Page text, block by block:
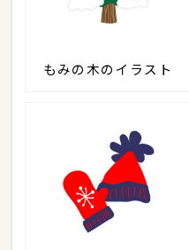
もみの木のイラスト